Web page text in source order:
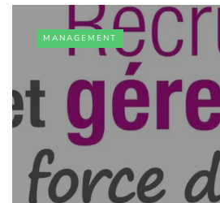
MANAGEMENT